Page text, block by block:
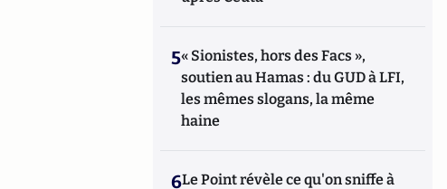
5« Sionistes, hors des Facs »,
soutien au Hamas : du GUD à LFI,
les mêmes slogans, la même
haine
6Le Point révèle ce qu'on sniffe à